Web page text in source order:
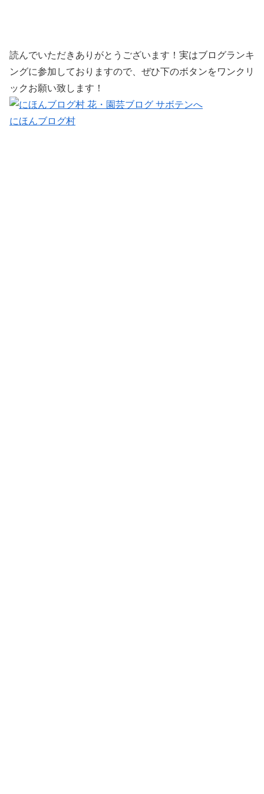
読んでいただきありがとうございます！実はブログランキ
ングに参加しておりますので、ぜひ下のボタンをワンクリ
ックお願い致します！
にほんブログ村